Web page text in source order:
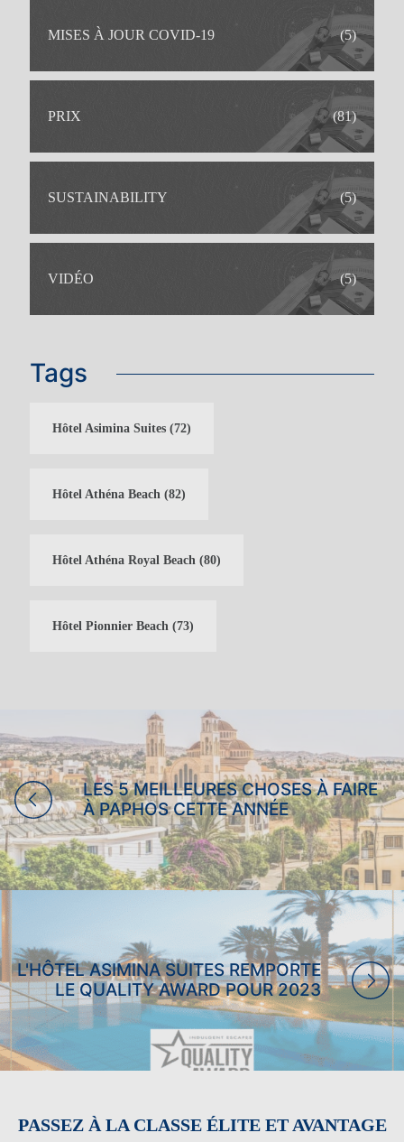
IDEAL POUR
VACANCES EN FAMILLE
VACANCES AU BOWLING
VACANCES POUR ADULTES
SEULEMENT
MARIAGES
CLUB DE FIDÉLITÉ DES INVITÉS
MISES À JOUR COVID-19 (5)
PRIX (81)
SUSTAINABILITY (5)
VIDÉO (5)
Tags
Hôtel Asimina Suites(72)
Hôtel Athéna Beach(82)
Hôtel Athéna Royal Beach(80)
Hôtel Pionnier Beach(73)
LES 5 MEILLEURES CHOSES À FAIRE
À PAPHOS CETTE ANNÉE
L'HÔTEL ASIMINA SUITES REMPORTE
LE QUALITY AWARD POUR 2023
PASSEZ À LA CLASSE ÉLITE ET AVANTAGE